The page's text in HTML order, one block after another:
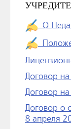
О
Договор
Договор
Договор о
8 апреля